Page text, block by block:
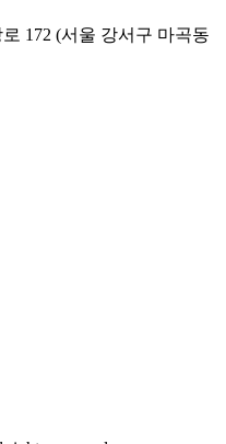
172 (서울 강서구 마곡동